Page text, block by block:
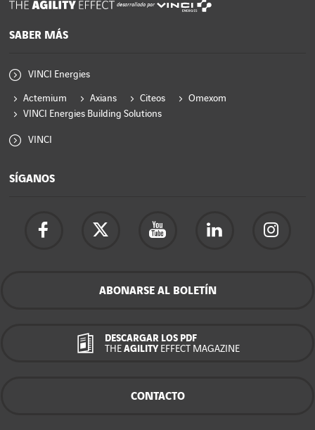
desarrollado por
SABER MÁS
VINCI Energies
Actemium Axians Citeos
Omexom
VINCI Energies Building Solutions
VINCI
SÍGANOS
ABONARSE AL BOLETÍN
DESCARGAR LOS PDF
THE AGILITY EFFECT MAGAZINE
CONTACTO